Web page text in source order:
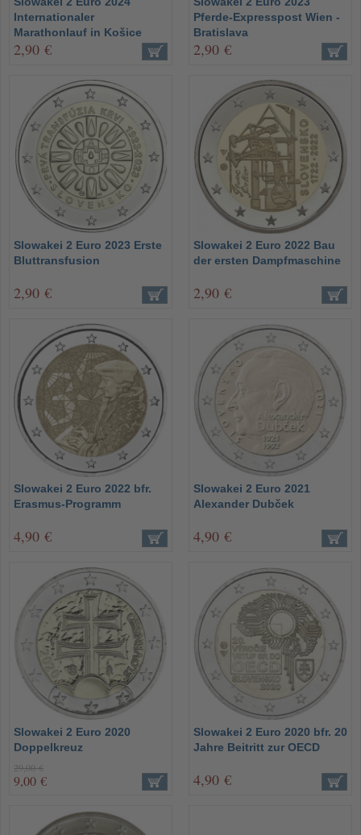
Internationaler
Marathonlauf in Košice
2,90 €
Pferde-Expresspost Wien -
Bratislava
2,90 €
Slowakei 2 Euro 2023 Erste
Bluttransfusion
2,90 €
Slowakei 2 Euro 2022 Bau
der ersten Dampfmaschine
2,90 €
Slowakei 2 Euro 2022 bfr.
Erasmus-Programm
4,90 €
Slowakei 2 Euro 2021
Alexander Dubček
4,90 €
Slowakei 2 Euro 2020
Doppelkreuz
29,00 €
9,00 €
Slowakei 2 Euro 2020 bfr. 20
Jahre Beitritt zur OECD
4,90 €